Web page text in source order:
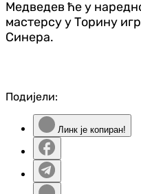
Медведев ће у
мастерсу у Торину
Синера.
Подијели:
Линк је копиран!